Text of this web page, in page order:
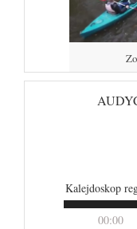
00:00
Kalejdoskop